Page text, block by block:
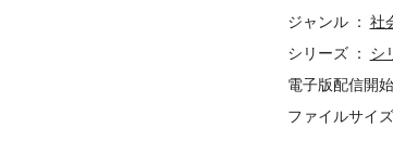
ジャンル
社
シリーズ
シ
電子版配信開
ファイルサイズ